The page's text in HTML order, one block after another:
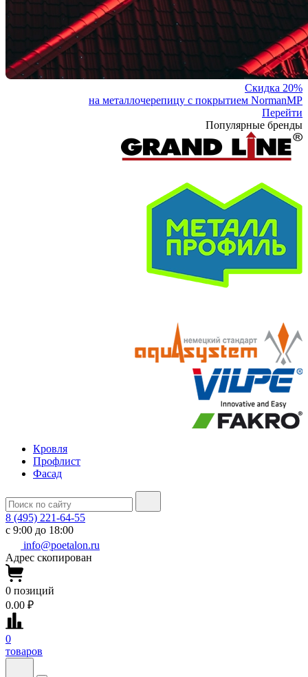
Скидка 20%
на металлочерепицу с покрытием NormanMP
Перейти
Популярные бренды
Кровля
Профлист
Фасад
8 (495) 221-64-55
с 9:00 до 18:00
info@poetalon.ru
Адрес скопирован
0 позиций
0.00 ₽
0
товаров